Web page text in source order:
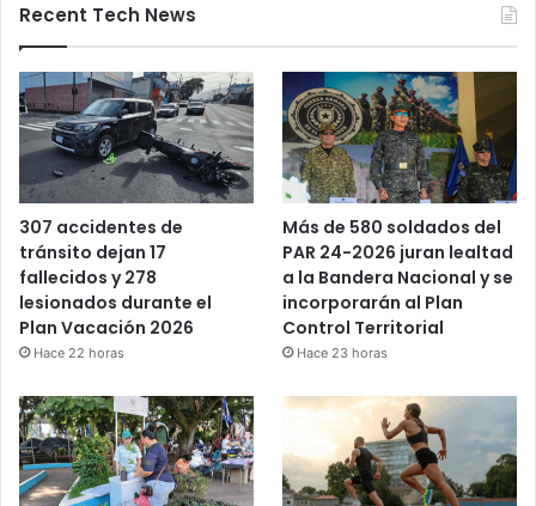
Recent Tech News
307 accidentes de
tránsito dejan 17
fallecidos y 278
lesionados durante el
Plan Vacación 2026
Hace 22 horas
Más de 580 soldados del
PAR 24-2026 juran lealtad
a la Bandera Nacional y se
incorporarán al Plan
Control Territorial
Hace 23 horas